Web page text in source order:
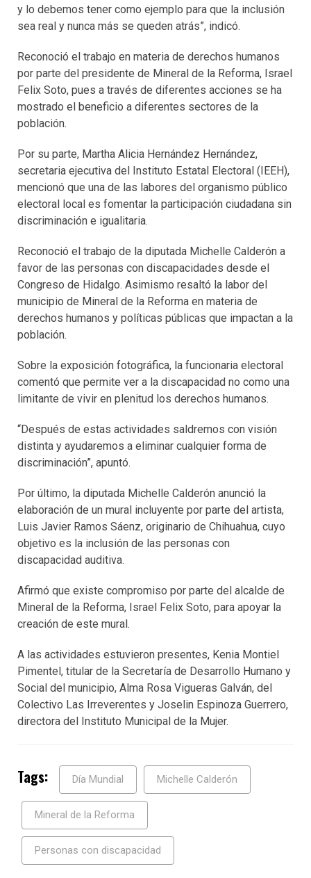
y lo debemos tener como ejemplo para que la inclusión
sea real y nunca más se queden atrás”, indicó.
Reconoció el trabajo en materia de derechos humanos
por parte del presidente de Mineral de la Reforma, Israel
Felix Soto, pues a través de diferentes acciones se ha
mostrado el beneficio a diferentes sectores de la
población.
Por su parte, Martha Alicia Hernández Hernández,
secretaria ejecutiva del Instituto Estatal Electoral (IEEH),
mencionó que una de las labores del organismo público
electoral local es fomentar la participación ciudadana sin
discriminación e igualitaria.
Reconoció el trabajo de la diputada Michelle Calderón a
favor de las personas con discapacidades desde el
Congreso de Hidalgo. Asimismo resaltó la labor del
municipio de Mineral de la Reforma en materia de
derechos humanos y políticas públicas que impactan a la
población.
Sobre la exposición fotográfica, la funcionaria electoral
comentó que permite ver a la discapacidad no como una
limitante de vivir en plenitud los derechos humanos.
“Después de estas actividades saldremos con visión
distinta y ayudaremos a eliminar cualquier forma de
discriminación”, apuntó.
Por último, la diputada Michelle Calderón anunció la
elaboración de un mural incluyente por parte del artista,
Luis Javier Ramos Sáenz, originario de Chihuahua, cuyo
objetivo es la inclusión de las personas con
discapacidad auditiva.
Afirmó que existe compromiso por parte del alcalde de
Mineral de la Reforma, Israel Felix Soto, para apoyar la
creación de este mural.
A las actividades estuvieron presentes, Kenia Montiel
Pimentel, titular de la Secretaría de Desarrollo Humano y
Social del municipio, Alma Rosa Vigueras Galván, del
Colectivo Las Irreverentes y Joselin Espinoza Guerrero,
directora del Instituto Municipal de la Mujer.
Tags: Día Mundial Michelle Calderón
Mineral de la Reforma
Personas con discapacidad